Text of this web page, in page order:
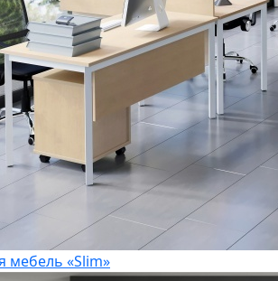
мебель «Slim»